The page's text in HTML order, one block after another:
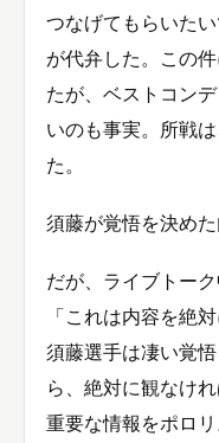
つなげてもらいた
が代弁した。この
たが、ベストコン
いのも事実。所戦
た。
須藤が覚悟を決め
だが、ライブトー
「これは内容を絶
須藤選手は凄い覚
ら、絶対に観なけ
重要な情報をポロ